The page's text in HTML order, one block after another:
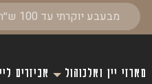
מארזי יין ואלכוהול אביזרים